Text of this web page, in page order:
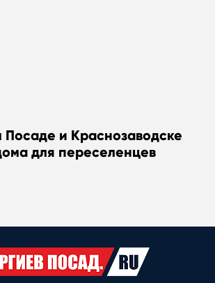
Посаде и Краснозаводске
для переселенцев